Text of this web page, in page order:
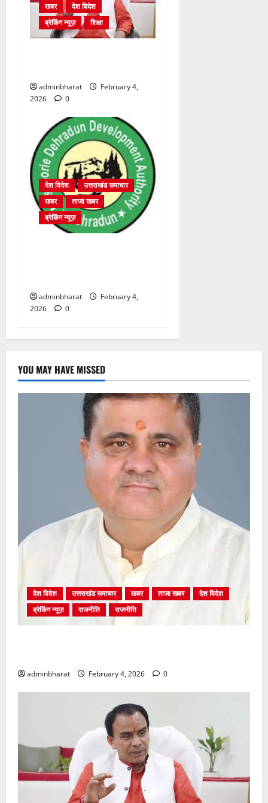
खबर
देश विदेश
ब्रेकिंग न्यूज़
शिक्षा
adminbharat
February 4,
2026
0
देश विदेश
उत्तराखंड समाचार
खबर
ताजा खबर
ब्रेकिंग न्यूज़
adminbharat
February 4,
2026
0
YOU MAY HAVE MISSED
देश विदेश उत्तराखंड समाचार खबर ताजा खबर
देश विदेश
ब्रेकिंग न्यूज़
राजनीति राजनीति
adminbharat February 4, 2026 0